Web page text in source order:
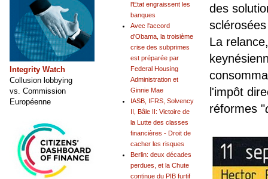
des
La
l'impôt
réformes "
l'Etat engraissent les
banques
Avec l'accord
d'Obama, la troisième
crise des subprimes
est préparée par
Federal Housing
Administration et
Ginnie Mae
IASB, IFRS, Solvency
II, Bâle II: Victoire de
la Lutte des classes
financières - Droit de
cacher les risques
Berlin: deux décades
perdues, et la Chute
continue du PIB furtif
Integrity Watch
Collusion lobbying
vs. Commission
Européenne